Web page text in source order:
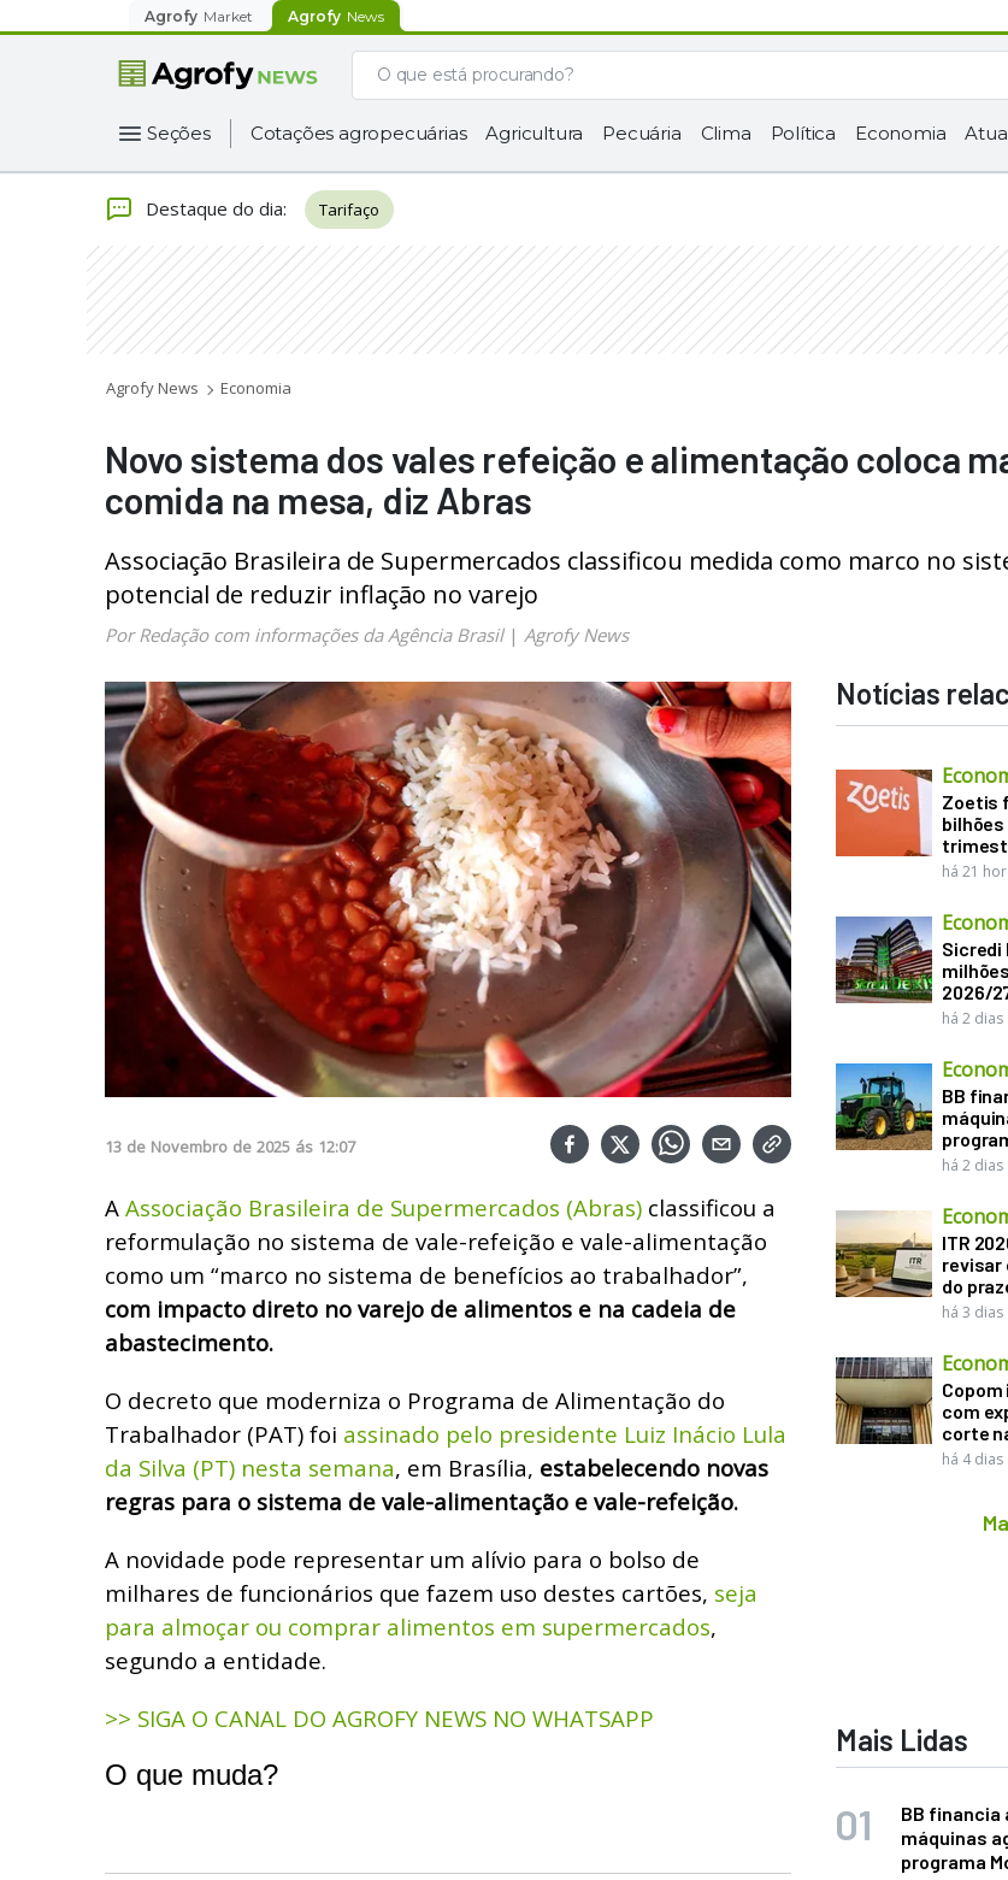
Agrofy Market Agrofy News
Seções Cotações agropecuárias Agricultura Pecuária Clima Política Economia
Destaque do dia: Tarifaço
Agrofy News Economia
Novo sistema dos vales refeição e alimentação coloca
comida na mesa, diz Abras
Associação Brasileira de Supermercados classificou medida como marco no
potencial de reduzir inflação no varejo
Por Redação com informações da Agência Brasil| Agrofy News
13 de Novembro de 2025 ás 12:07
A Associação Brasileira de Supermercados (Abras) classificou a
reformulação no sistema de vale-refeição e vale-alimentação
como um “marco no sistema de benefícios ao trabalhador”,
com impacto direto no varejo de alimentos e na cadeia de
abastecimento.
O decreto que moderniza o Programa de Alimentação do
Trabalhador (PAT) foi assinado pelo presidente Luiz Inácio Lula
da Silva (PT) nesta semana, em Brasília, estabelecendo novas
regras para o sistema de vale-alimentação e vale-refeição.
A novidade pode representar um alívio para o bolso de
milhares de funcionários que fazem uso destes cartões, seja
para almoçar ou comprar alimentos em supermercados,
segundo a entidade.
>> SIGA O CANAL DO AGROFY NEWS NO WHATSAPP
O que muda?
Notícias
Zoetis
bilhões
há 21
Sicredi
2026/
há 2 dias
BB
há 2 dias
ITR
revisar
do
há 3 dias
com
corte
há 4 dias
Mais Lidas
BB financia
máquinas
programa